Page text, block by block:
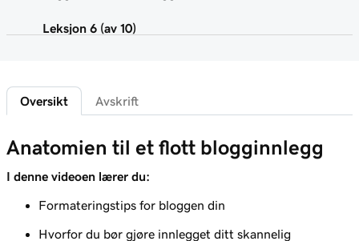
Leksjon 6 (av 10)
2m 22s
Legg til en donasjonsknapp i bloggen min
Legge til en blogg på nettstedet ditt
1m 6s
Opprett et blogginnlegg på Nettsteder +
Markedsføring -nettstedet mitt
Oversikt Avskrift
Anatomien til et flott blogginnlegg
I denne videoen lærer du:
Formateringstips for bloggen din
Hvorfor du bør gjøre innlegget ditt skannelig